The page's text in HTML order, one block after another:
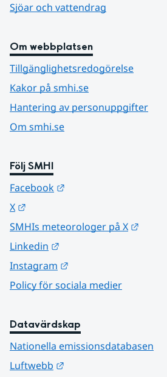
Sjöar och vattendrag
Om webbplatsen
Tillgänglighetsredogörelse
Kakor på smhi.se
Hantering av personuppgifter
Om smhi.se
Följ SMHI
Facebook
X
SMHIs meteorologer på X
Linkedin
Instagram
Policy för sociala medier
Datavärdskap
Nationella emissionsdatabasen
Luftwebb